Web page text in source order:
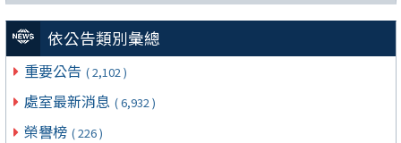
依公告類別彙總
重要公告 ( 2,102 )
處室最新消息 ( 6,932 )
榮譽榜 ( 226 )